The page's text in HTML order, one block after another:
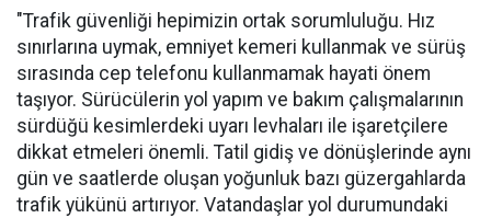
"Trafik güvenliği hepimizin ortak sorumluluğu. Hız
sınırlarına uymak, emniyet kemeri kullanmak ve sürüş
sırasında cep telefonu kullanmamak hayati önem
taşıyor. Sürücülerin yol yapım ve bakım çalışmalarının
sürdüğü kesimlerdeki uyarı levhaları ile işaretçilere
dikkat etmeleri önemli. Tatil gidiş ve dönüşlerinde aynı
gün ve saatlerde oluşan yoğunluk bazı güzergahlarda
trafik yükünü artırıyor. Vatandaşlar yol durumundaki